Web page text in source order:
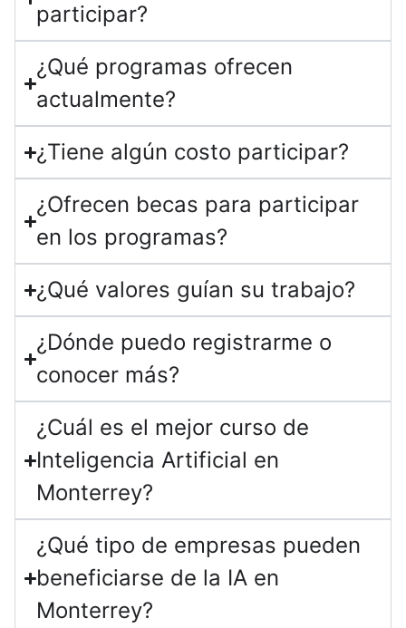
participar?
¿Qué programas ofrecen
actualmente?
¿Tiene algún costo participar?
¿Ofrecen becas para participar
en los programas?
¿Qué valores guían su trabajo?
¿Dónde puedo registrarme o
conocer más?
¿Cuál es el mejor curso de
Inteligencia Artificial en
Monterrey?
¿Qué tipo de empresas pueden
beneficiarse de la IA en
Monterrey?